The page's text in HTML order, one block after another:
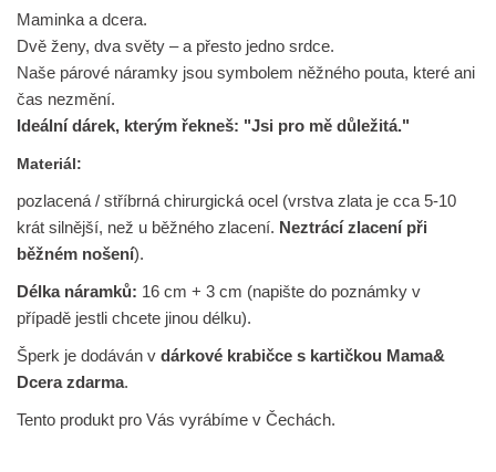
Maminka a dcera.
Dvě ženy, dva světy – a přesto jedno srdce.
Naše párové náramky jsou symbolem něžného pouta, které ani
čas nezmění.
Ideální dárek, kterým řekneš: "Jsi pro mě důležitá."
Materiál:
pozlacená / stříbrná chirurgická ocel (vrstva zlata je cca 5-10
krát silnější, než u běžného zlacení. Neztrácí zlacení při
běžném nošení).
Délka náramků: 16 cm + 3 cm (napište do poznámky v
případě jestli chcete jinou délku).
Šperk je dodáván vdárkové krabičce s kartičkou Mama&
Dcera zdarma.
Tento produkt pro Vás vyrábíme v Čechách.